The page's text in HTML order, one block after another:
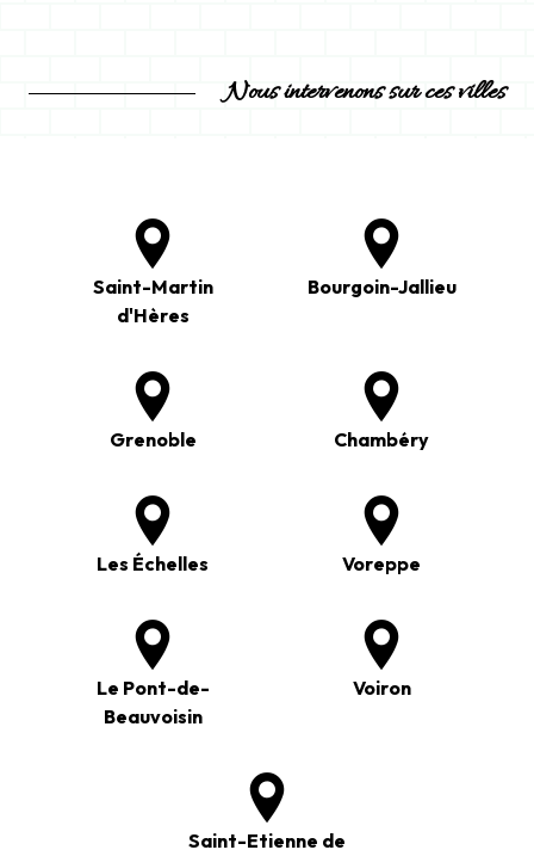
Nous intervenons sur ces villes
Saint-Martin
d'Hères
Bourgoin-Jallieu
Grenoble Chambéry
Les Échelles Voreppe
Le Pont-de-
Beauvoisin
Voiron
Saint-Etienne de